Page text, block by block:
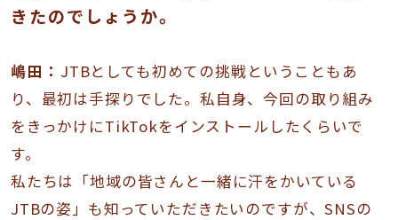
きたのでしょうか。
嶋田： JTBとしても初めての挑戦ということもあ
り、最初は手探りでした。私自身、今回の取り組み
をきっかけにTikTokをインストールしたくらいで
す。
私たちは「地域の皆さんと一緒に汗をかいている
JTBの姿」も知っていただきたいのですが、SNSの